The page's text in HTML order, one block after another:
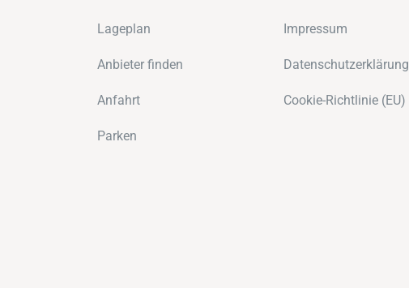
Lageplan
Anbieter finden
Anfahrt
Parken
Impressum
Datenschutzerklärung
Cookie-Richtlinie (EU)